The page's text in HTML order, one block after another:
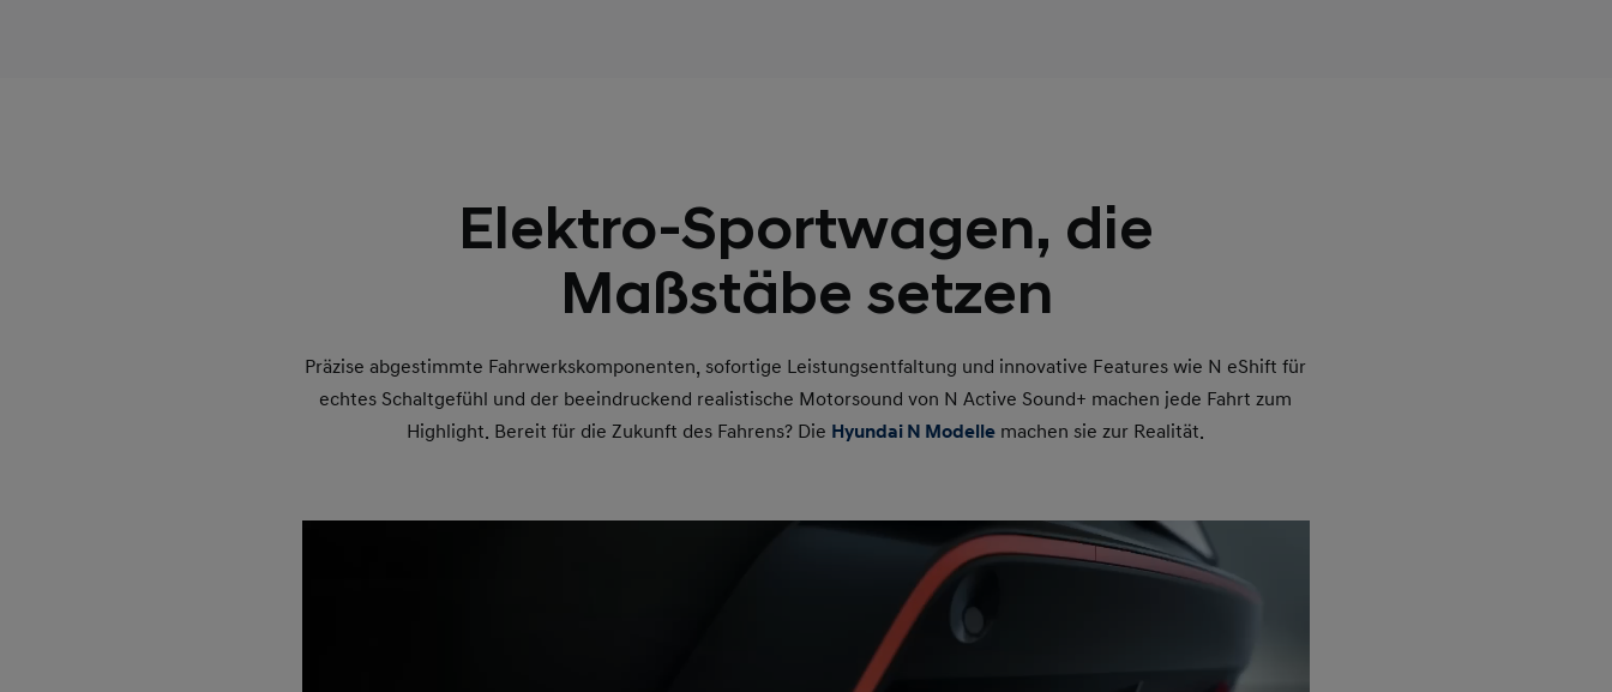
Elektro-Sportwagen, die
Maßstäbe setzen
Präzise abgestimmte Fahrwerkskomponenten, sofortige Leistungsentfaltung und innovative Features wie N eShift für
echtes Schaltgefühl und der beeindruckend realistische Motorsound von N Active Sound+ machen jede Fahrt zum
Highlight. Bereit für die Zukunft des Fahrens? Die Hyundai N Modelle machen sie zur Realität.